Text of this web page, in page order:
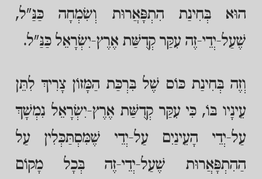
הוּא בְּחִינַת הִתְפָּאֲרוּת וְשִׂמְחָה כַּנַּ"ל,
שֶׁעַל-יְדֵי-זֶה עִקַּר קְדֻשַּׁת אֶרֶץ-יִשְׂרָאֵל כַּנַּ"ל.
וְזֶה בְּחִינַת כּוֹס שֶׁל בִּרְכַּת הַמָּזוֹן צָרִיךְ לִתֵּן
עֵינָיו בּוֹ, כִּי עִקַּר קְדֻשַּׁת אֶרֶץ-יִשְׂרָאֵל נִמְשָׁךְ
עַל-יְדֵי הָעֵינַיִם עַל-יְדֵי שֶׁמִּסְתַּכְּלִין עַל
הַהִתְפָּאֲרוּת שֶׁעַל-יְדֵי-זֶה בְּכָל מָקוֹם